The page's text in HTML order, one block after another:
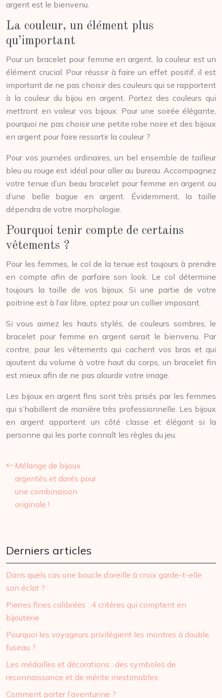
argent est le bienvenu.
La couleur, un élément plus
qu’important
Pour un bracelet pour femme en argent, la couleur est un
élément crucial. Pour réussir à faire un effet positif, il est
important de ne pas choisir des couleurs qui se rapportent
à la couleur du bijou en argent. Portez des couleurs qui
mettront en valeur vos bijoux. Pour une soirée élégante,
pourquoi ne pas choisir une petite robe noire et des bijoux
en argent pour faire ressortir la couleur ?
Pour vos journées ordinaires, un bel ensemble de tailleur
bleu ou rouge est idéal pour aller au bureau. Accompagnez
votre tenue d’un beau bracelet pour femme en argent ou
d’une belle bague en argent. Évidemment, la taille
dépendra de votre morphologie.
Pourquoi tenir compte de certains
vêtements ?
Pour les femmes, le col de la tenue est toujours à prendre
en compte afin de parfaire son look. Le col détermine
toujours la taille de vos bijoux. Si une partie de votre
poitrine est à l’air libre, optez pour un collier imposant.
Si vous aimez les hauts stylés, de couleurs sombres, le
bracelet pour femme en argent serait le bienvenu. Par
contre, pour les vêtements qui cachent vos bras et qui
ajoutent du volume à votre haut du corps, un bracelet fin
est mieux afin de ne pas alourdir votre image.
Les bijoux en argent fins sont très prisés par les femmes
qui s’habillent de manière très professionnelle. Les bijoux
en argent apportent un côté classe et élégant si la
personne qui les porte connaît les règles du jeu.
Mélange de bijoux
argentés et dorés pour
une combinaison
originale !
Derniers articles
Dans quels cas une boucle d’oreille à croix garde-t-elle
son éclat ?
Pierres fines calibrées : 4 critères qui comptent en
bijouterie
Pourquoi les voyageurs privilégient les montres à double
fuseau ?
Les médailles et décorations : des symboles de
reconnaissance et de mérite inestimables
Comment porter l’aventurine ?